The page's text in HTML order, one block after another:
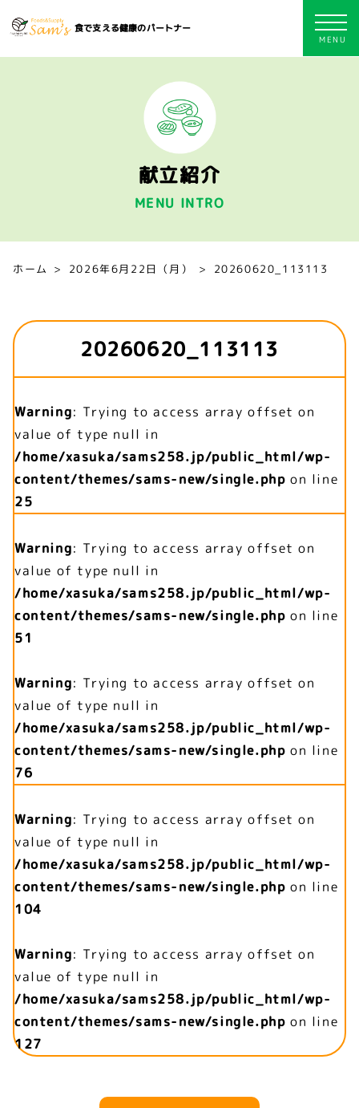
食で支える健康のパートナー
献立紹介
MENU INTRO
ホーム 2026年6月22日（月） 20260620_113113
20260620_113113
Warning: Trying to access array offset on
value of type null in
/home/xasuka/sams258.jp/public_html/wp-
content/themes/sams-new/single.php on line
25
Warning: Trying to access array offset on
value of type null in
/home/xasuka/sams258.jp/public_html/wp-
content/themes/sams-new/single.php on line
51
Warning: Trying to access array offset on
value of type null in
/home/xasuka/sams258.jp/public_html/wp-
content/themes/sams-new/single.php on line
76
Warning: Trying to access array offset on
value of type null in
/home/xasuka/sams258.jp/public_html/wp-
content/themes/sams-new/single.php on line
104
Warning: Trying to access array offset on
value of type null in
/home/xasuka/sams258.jp/public_html/wp-
content/themes/sams-new/single.php on line
127